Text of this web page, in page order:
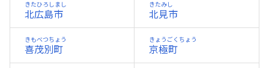
北広島市
きたひろしまし
北見市
きたみし
喜茂別町
きもべつちょう
京極町
きょうごくちょう